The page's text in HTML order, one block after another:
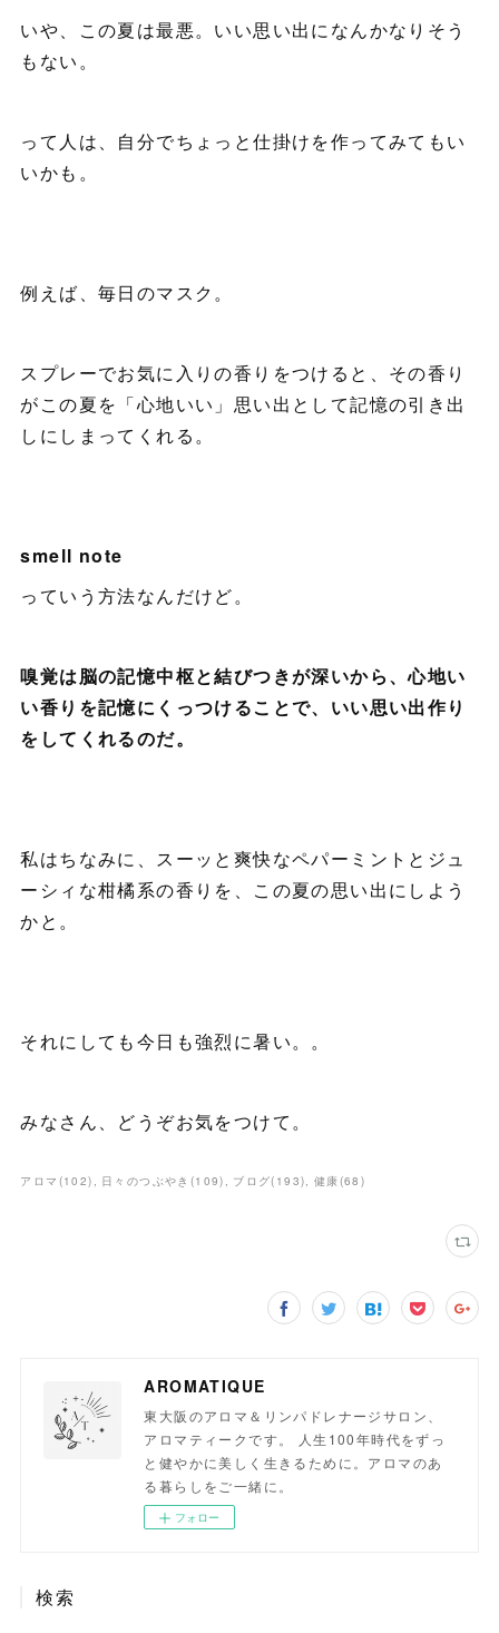
いや、この夏は最悪。いい思い出になんかなりそう
もない。
って人は、自分でちょっと仕掛けを作ってみてもい
いかも。
例えば、毎日のマスク。
スプレーでお気に入りの香りをつけると、その香り
がこの夏を「心地いい」思い出として記憶の引き出
しにしまってくれる。
smell note
っていう方法なんだけど。
嗅覚は脳の記憶中枢と結びつきが深いから、心地い
い香りを記憶にくっつけることで、いい思い出作り
をしてくれるのだ。
私はちなみに、スーッと爽快なペパーミントとジュ
ーシィな柑橘系の香りを、この夏の思い出にしよう
かと。
それにしても今日も強烈に暑い。。
みなさん、どうぞお気をつけて。
アロマ (102) 日々のつぶやき (109) ブログ( 193) 健康(68 )
AROMATIQUE
東大阪のアロマ＆リンパドレナージサロン、
アロマティークです。 人生100年時代をずっ
と健やかに美しく生きるために。アロマのあ
る暮らしをご一緒に。
フォロー
検索